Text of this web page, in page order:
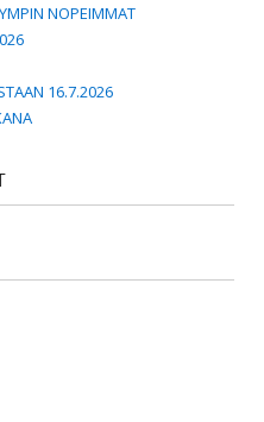
NOPEIMMAT
16.7.2026